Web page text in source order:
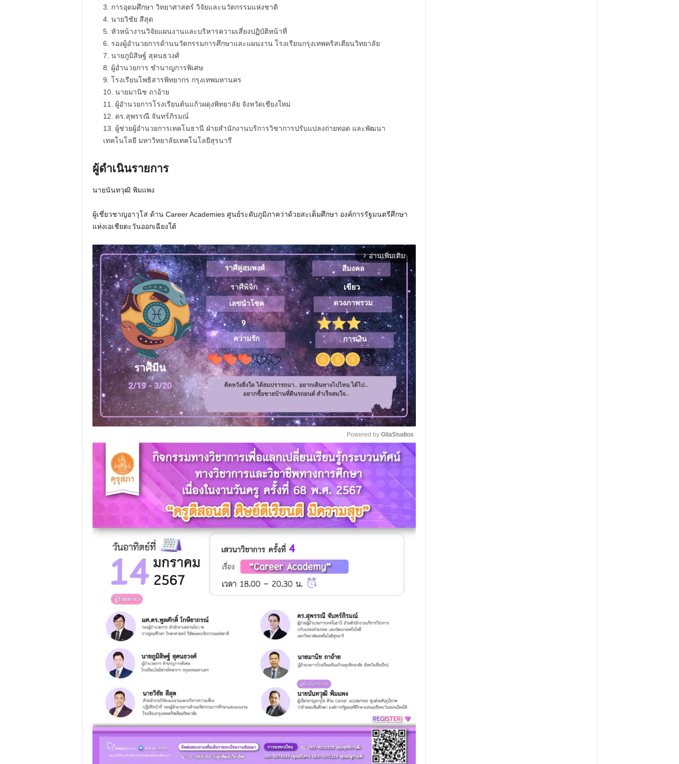
การอุดมศึกษา วิทยาศาสตร์ วิจัยและนวัตกรรมแห่งชาติ
นายวิชัย สีสุด
หัวหน้างานวิจัยแผนงานและบริหารความเสี่ยงปฏิบัติหน้าที่
รองผู้อำนวยการด้านนวัตกรรมการศึกษาและแผนงาน โรงเรียนกรุงเทพคริสเตียนวิทยาลัย
นายภูมิสิษฐ์ สุคนธวงศ์
ผู้อำนวยการ ชำนาญการพิเศษ
โรงเรียนโพธิสารพิทยากร กรุงเทพมหานคร
นายมานิช ถาอ้าย
ผู้อำนวยการโรงเรียนต้นแก้วผดุงพิทยาลัย จังหวัดเชียงใหม่
ดร.สุพรรณี จันทร์ภิรมณ์
ผู้ช่วยผู้อำนวยการเทคโนธานี ฝ่ายสำนักงานบริการวิชาการปรับแปลงถ่ายทอด และพัฒนา
เทคโนโลยี มหาวิทยาลัยเทคโนโลยีสุรนารี
ผู้ดำเนินรายการ
นายนันทวุฒิ พิมแพง
ผู้เชี่ยวชาญอาวุโส ด้าน Career Academies ศูนย์ระดับภูมิภาคว่าด้วยสะเต็มศึกษา องค์การรัฐมนตรีศึกษา
แห่งเอเชียตะวันออกเฉียงใต้
arrow_forward_ios อ่านเพิ่มเติม
M
u
t
e
Powered by GliaStudios